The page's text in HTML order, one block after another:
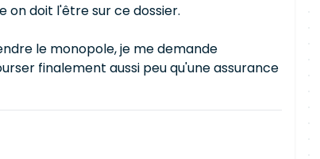
on doit l'être sur ce dossier.
le monopole, je me demande
finalement aussi peu qu'une assurance